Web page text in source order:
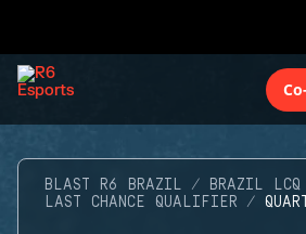
BLAST R6 BRAZIL
BRAZIL LCQ
LAST CHANCE QUALIFIER